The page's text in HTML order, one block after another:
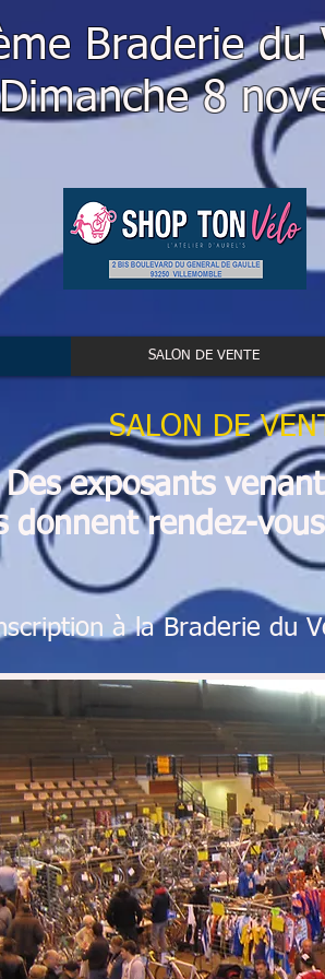
Braderie du
8
SALON DE VENTE
SALON DE
Des exposants
donnentrendez-
à la Braderie du